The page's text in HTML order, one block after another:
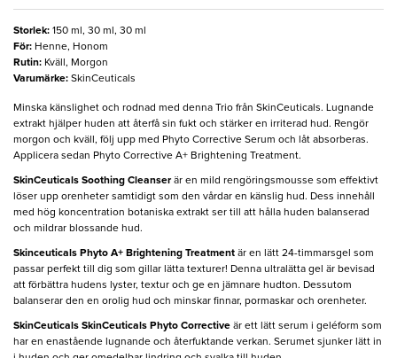
Storlek: 150 ml, 30 ml, 30 ml
För: Henne, Honom
Rutin: Kväll, Morgon
Varumärke: SkinCeuticals
Minska känslighet och rodnad med denna Trio från SkinCeuticals. Lugnande
extrakt hjälper huden att återfå sin fukt och stärker en irriterad hud. Rengör
morgon och kväll, följ upp med Phyto Corrective Serum och låt absorberas.
Applicera sedan Phyto Corrective A+ Brightening Treatment.
SkinCeuticals Soothing Cleanserär en mild rengöringsmousse som effektivt
löser upp orenheter samtidigt som den vårdar en känslig hud. Dess innehåll
med hög koncentration botaniska extrakt ser till att hålla huden balanserad
och mildrar blossande hud.
Skinceuticals Phyto A+ Brightening Treatment är en lätt 24-timmarsgel som
passar perfekt till dig som gillar lätta texturer! Denna ultralätta gel är bevisad
att förbättra hudens lyster, textur och ge en jämnare hudton. Dessutom
balanserar den en orolig hud och minskar finnar, pormaskar och orenheter.
SkinCeuticals SkinCeuticals Phyto Corrective är ett lätt serum i geléform som
har en enastående lugnande och återfuktande verkan. Serumet sjunker lätt in